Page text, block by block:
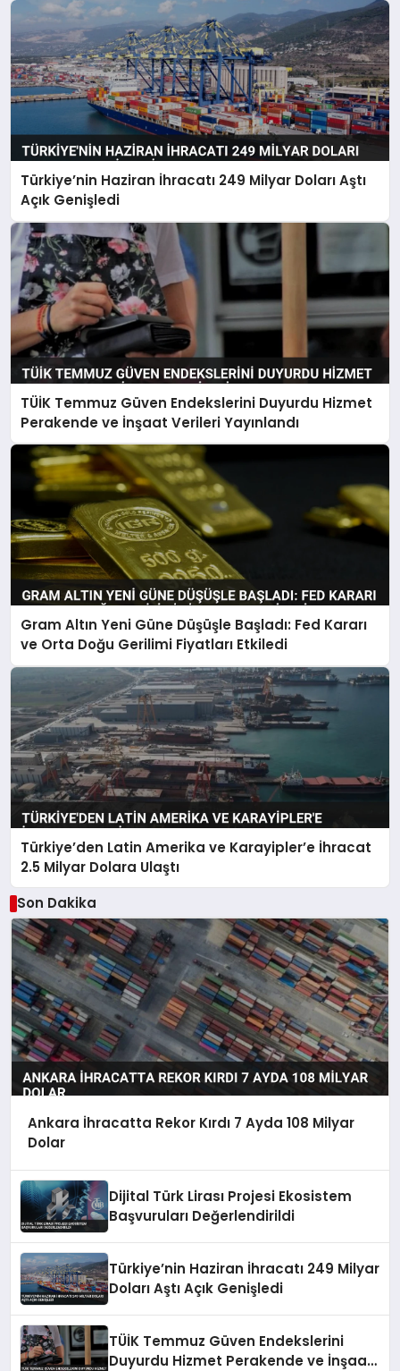
Türkiye’nin Haziran İhracatı 249 Milyar Doları Aştı
Açık Genişledi
TÜİK Temmuz Güven Endekslerini Duyurdu Hizmet
Perakende ve İnşaat Verileri Yayınlandı
Gram Altın Yeni Güne Düşüşle Başladı: Fed Kararı
ve Orta Doğu Gerilimi Fiyatları Etkiledi
Türkiye’den Latin Amerika ve Karayipler’e İhracat
2.5 Milyar Dolara Ulaştı
Son Dakika
Ankara İhracatta Rekor Kırdı 7 Ayda 108 Milyar
Dolar
Dijital Türk Lirası Projesi Ekosistem
Başvuruları Değerlendirildi
Türkiye’nin Haziran İhracatı 249 Milyar
Doları Aştı Açık Genişledi
TÜİK Temmuz Güven Endekslerini
Duyurdu Hizmet Perakende ve İnşaat